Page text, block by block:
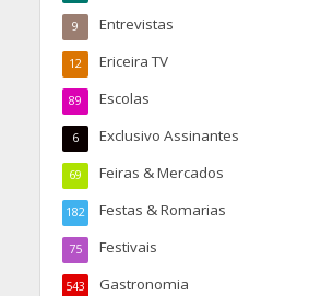
Entrevistas
9
Ericeira TV
12
Escolas
89
Exclusivo Assinantes
6
Feiras & Mercados
69
Festas & Romarias
182
Festivais
75
Gastronomia
543